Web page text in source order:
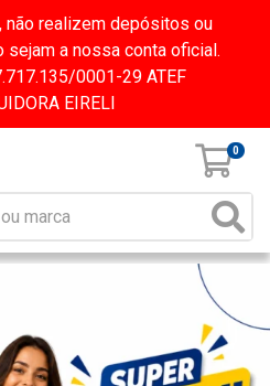
não realizem depósitos ou
sejam a nossa conta oficial.
0001-29 ATEF
EIRELI
0